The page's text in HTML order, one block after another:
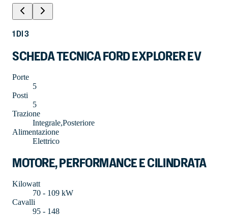
1DI3
SCHEDA TECNICA FORD EXPLORER EV
Porte
5
Posti
5
Trazione
Integrale,Posteriore
Alimentazione
Elettrico
MOTORE, PERFORMANCE E CILINDRATA
Kilowatt
70 - 109 kW
Cavalli
95 - 148